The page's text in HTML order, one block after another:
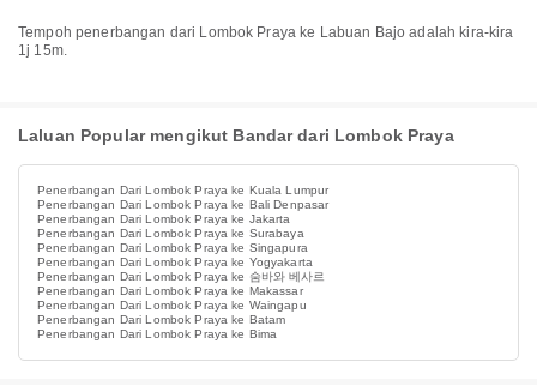
Tempoh penerbangan dari Lombok Praya ke Labuan Bajo adalah kira-kira
1j 15m.
Laluan Popular mengikut Bandar dari Lombok Praya
Penerbangan Dari Lombok Praya ke Kuala Lumpur
Penerbangan Dari Lombok Praya ke Bali Denpasar
Penerbangan Dari Lombok Praya ke Jakarta
Penerbangan Dari Lombok Praya ke Surabaya
Penerbangan Dari Lombok Praya ke Singapura
Penerbangan Dari Lombok Praya ke Yogyakarta
Penerbangan Dari Lombok Praya ke 숨바와 베사르
Penerbangan Dari Lombok Praya ke Makassar
Penerbangan Dari Lombok Praya ke Waingapu
Penerbangan Dari Lombok Praya ke Batam
Penerbangan Dari Lombok Praya ke Bima